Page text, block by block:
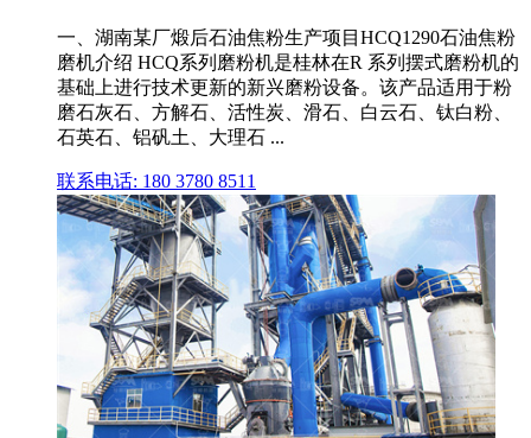
一、湖南某厂煅后石油焦粉生产项目HCQ1290石油焦粉
磨机介绍 HCQ系列磨粉机是桂林在R 系列摆式磨粉机的
基础上进行技术更新的新兴磨粉设备。该产品适用于粉
磨石灰石、方解石、活性炭、滑石、白云石、钛白粉、
石英石、铝矾土、大理石 ...
联系电话: 180 3780 8511